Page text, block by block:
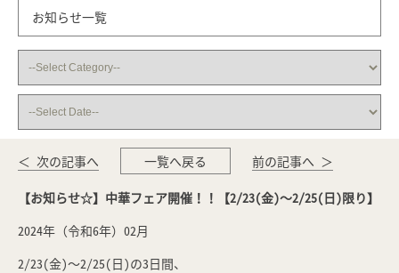
お知らせ一覧
＜ 次の記事へ 一覧へ戻る 前の記事へ ＞
【お知らせ☆】中華フェア開催！！【2/23(金)～2/25(日)限り】
2024年（令和6年）02月
2/23(金)～2/25(日)の3日間、